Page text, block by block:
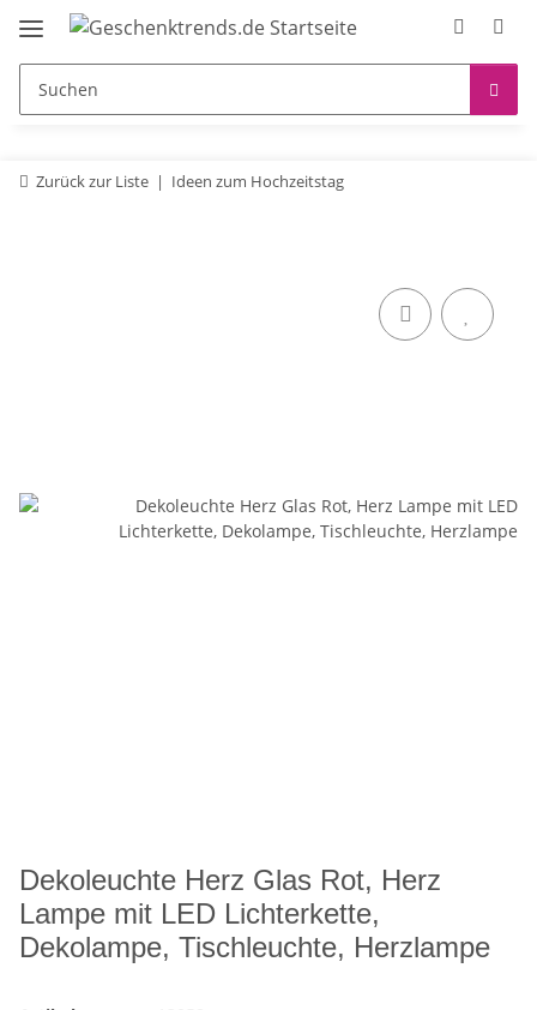
Zurück zur Liste Ideen zum Hochzeitstag
Dekoleuchte Herz Glas Rot, Herz
Lampe mit LED Lichterkette,
Dekolampe, Tischleuchte, Herzlampe